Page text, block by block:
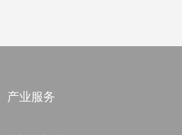
产业服务